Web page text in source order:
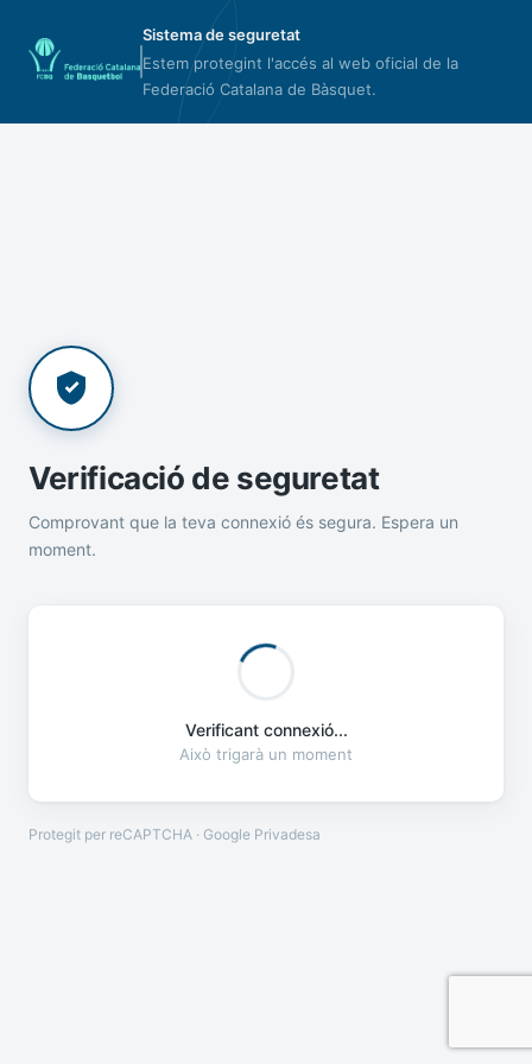
Sistema de seguretat
Estem protegint l'accés al web oficial de la
Federació Catalana de Bàsquet.
Verificació de seguretat
Comprovant que la teva connexió és segura. Espera un
moment.
Verificant connexió...
Això trigarà un moment
Protegit per reCAPTCHA · Google Privadesa